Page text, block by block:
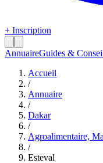
+ Inscription
AnnuaireGuides &
Accueil
/
Annuaire
/
Dakar
/
Agroalimentaire,
/
Esteval